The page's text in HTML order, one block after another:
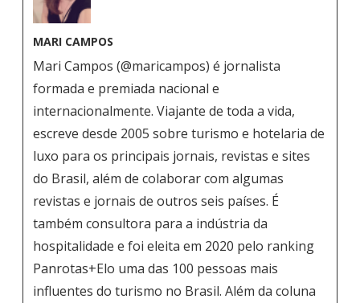
MARI CAMPOS
Mari Campos (@maricampos) é jornalista
formada e premiada nacional e
internacionalmente. Viajante de toda a vida,
escreve desde 2005 sobre turismo e hotelaria de
luxo para os principais jornais, revistas e sites
do Brasil, além de colaborar com algumas
revistas e jornais de outros seis países. É
também consultora para a indústria da
hospitalidade e foi eleita em 2020 pelo ranking
Panrotas+Elo uma das 100 pessoas mais
influentes do turismo no Brasil. Além da coluna